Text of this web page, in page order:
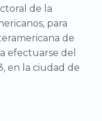
de la
para
de
efectuarse del
en la ciudad de